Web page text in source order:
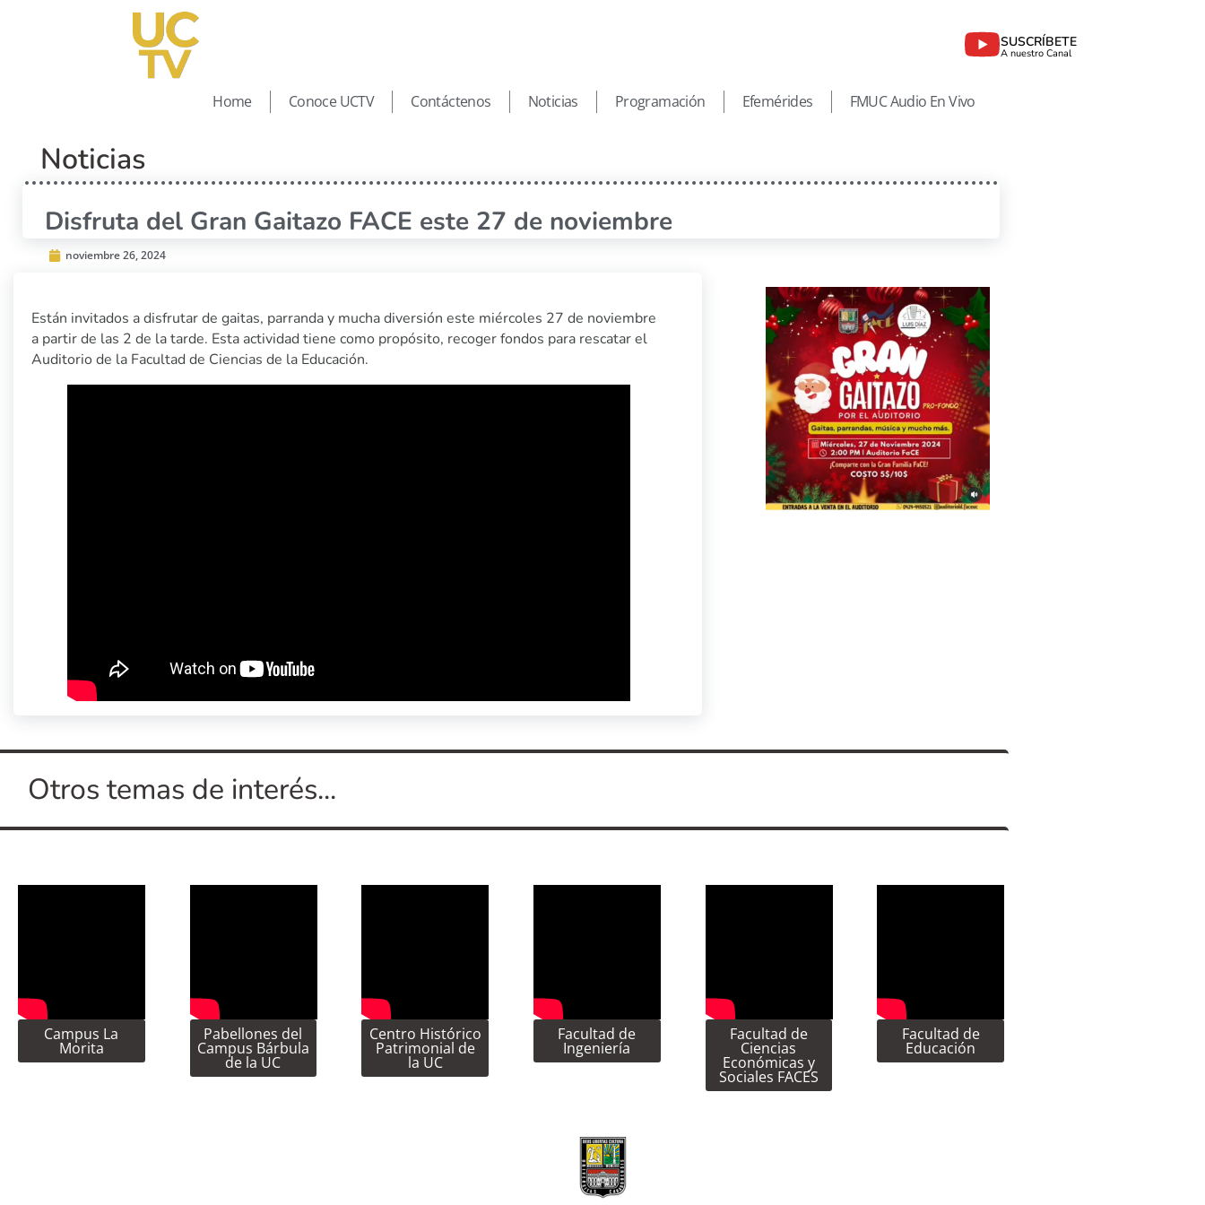
SUSCRÍBETE
A nuestro Canal
Home Conoce UCTV Contáctenos Noticias Programación Efemérides FMUC Audio En Vivo
Noticias
Disfruta del Gran Gaitazo FACE este 27 de noviembre
noviembre 26, 2024
Están invitados a disfrutar de gaitas, parranda y mucha diversión este miércoles 27 de noviembre
a partir de las 2 de la tarde. Esta actividad tiene como propósito, recoger fondos para rescatar el
Auditorio de la Facultad de Ciencias de la Educación.
Otros temas de interés...
Campus La
Morita
Pabellones del
Campus Bárbula
de la UC
Centro Histórico
Patrimonial de
la UC
Facultad de
Ingeniería
Facultad de
Ciencias
Económicas y
Sociales FACES
Facultad de
Educación